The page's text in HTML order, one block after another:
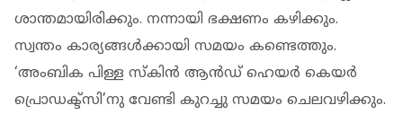
ശാന്തമായിരിക്കും. നന്നായി ഭക്ഷണം കഴിക്കും.
സ്വന്തം കാര്യങ്ങൾക്കായി സമയം കണ്ടെത്തും.
‘അംബിക പിള്ള സ്കിൻ ആൻഡ് ഹെയർ കെയർ
പ്രൊഡക്ട്സി’നു വേണ്ടി കുറച്ചു സമയം ചെലവഴിക്കും.